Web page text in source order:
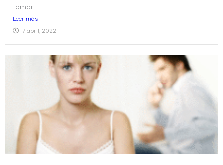
tomar...
Leer más
7 abril, 2022